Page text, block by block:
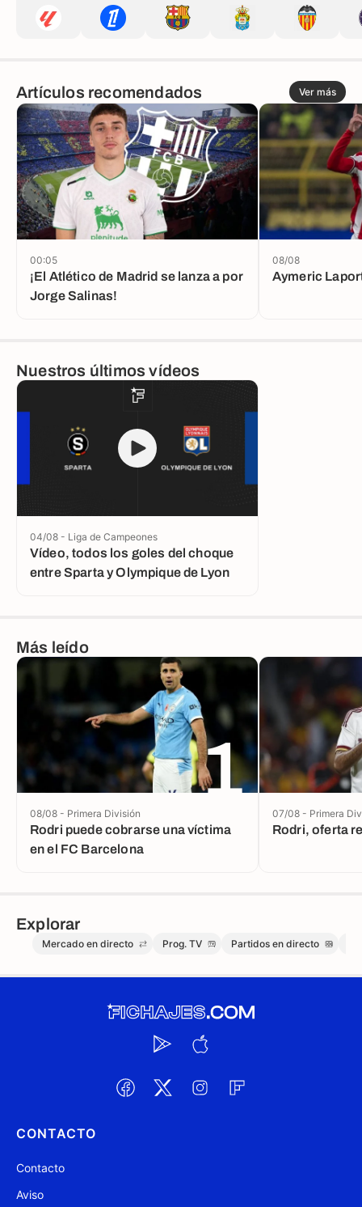
Artículos recomendados Ver más
¡El Atlético de Madrid se lanza a por
Jorge Salinas!
00:05
Aymeric
08/08
Nuestros últimos vídeos
Vídeo, todos los goles del choque
entre Sparta y Olympique de Lyon
04/08 - Liga de Campeones
Más leído
1
Rodri puede cobrarse una víctima
en el FC Barcelona
08/08 - Primera División
Rodri, oferta
07/08 - Primera
Explorar
Mercado en directo Prog. TV Partidos en directo
CONTACTO
Contacto
Aviso